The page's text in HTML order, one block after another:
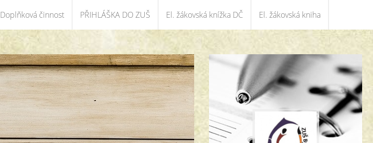
Doplňková činnost PŘIHLÁŠKA DO ZUŠ El. žákovská knížka DČ El. žákovská kniha